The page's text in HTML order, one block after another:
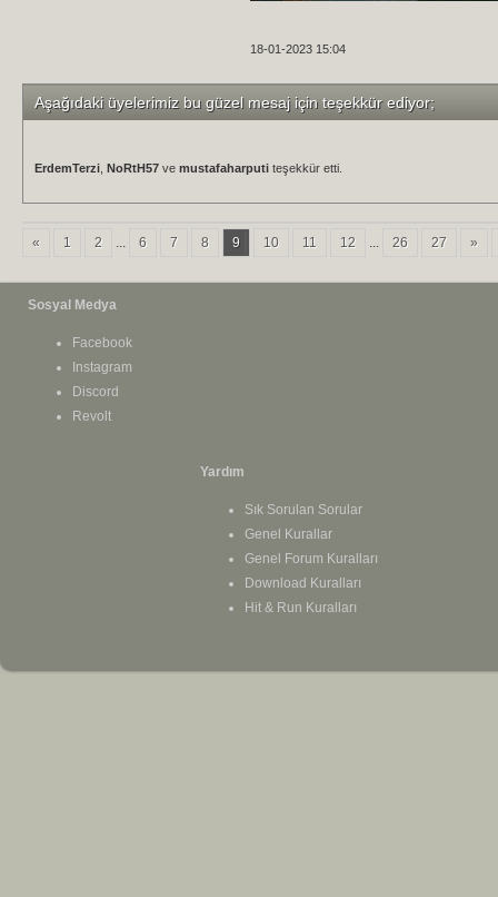
18-01-2023 15:04
Aşağıdaki üyelerimiz bu güzel mesaj için teşekkür ediyor;
ErdemTerzi NoRtH57 ve mustafaharputi teşekkür etti.
« 1 2 ... 6 7 8 9 10 11 12 ... 26 27 »
Sosyal Medya
Facebook
Instagram
Discord
Revolt
Yardım
Sık Sorulan Sorular
Genel Kurallar
Genel Forum Kuralları
Download Kuralları
Hit & Run Kuralları